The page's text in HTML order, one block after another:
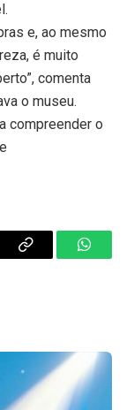
e, ao mesmo
é muito
comenta
o museu.
compreender o
Copy